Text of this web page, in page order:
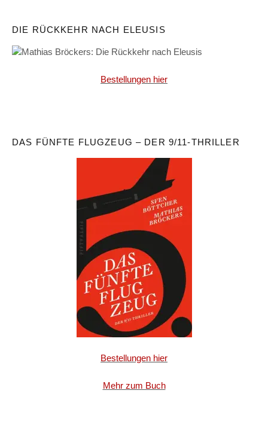
DIE RÜCKKEHR NACH ELEUSIS
Bestellungen hier
DAS FÜNFTE FLUGZEUG – DER 9/11-THRILLER
Bestellungen hier
Mehr zum Buch